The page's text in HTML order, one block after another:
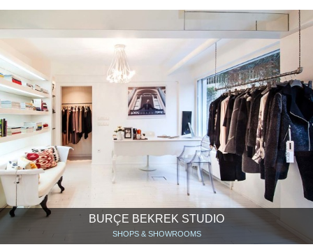
BURÇE BEKREK STUDIO
SHOPS & SHOWROOMS